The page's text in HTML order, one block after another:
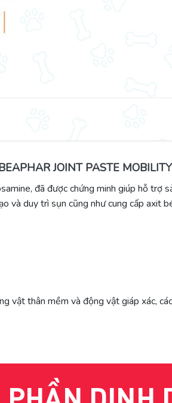
JOINT PASTE
đã được chứng minh giúp hỗ trợ
và duy trì sụn cũng như cung cấp axit
vật thân mềm và động vật giáp xác,